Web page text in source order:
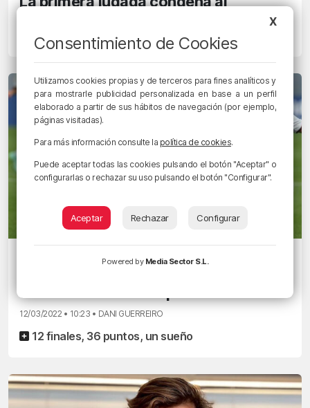
13/03/2022 • 17:56 • DANI GUERREIRO
12/03/2022 • 10:23 • DANI GUERREIRO
12 finales, 36 puntos, un sueño
X
Consentimiento de Cookies
Utilizamos cookies propias y de terceros para fines analíticos y
para mostrarle publicidad personalizada en base a un perfil
elaborado a partir de sus hábitos de navegación (por ejemplo,
páginas visitadas).
Para más información consulte la política de cookies.
Puede aceptar todas las cookies pulsando el botón "Aceptar" o
configurarlas o rechazar su uso pulsando el botón "Configurar".
Aceptar Rechazar Configurar
Powered by Media Sector S.L.